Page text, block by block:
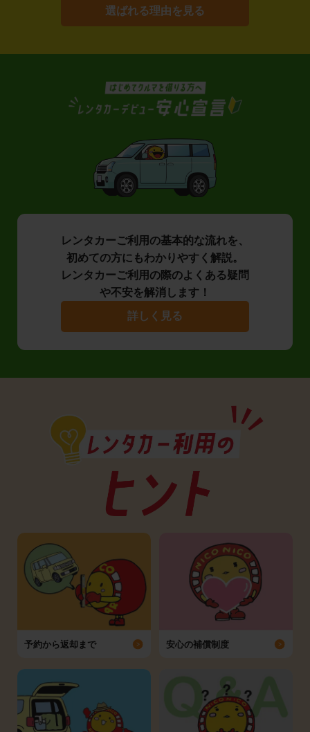
選ばれる理由を見る
レンタカーご利用の基本的な流れを、
初めての方にもわかりやすく解説。
レンタカーご利用の際のよくある疑問
や不安を解消します！
詳しく見る
予約から返却まで 安心の補償制度